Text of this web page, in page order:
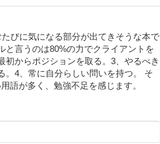
びに気になる部分が出てきそうな本で
と言うのは80%の力でクライアントを
からポジションを取る。3、やるべき
。4、常に自分らしい問いを持つ。 そ
語が多く、勉強不足を感じます。